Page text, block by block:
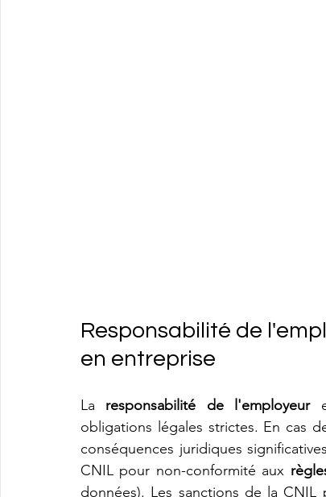
Responsabilité de
en entreprise
La responsabilité de l'employeur
obligations légales strictes. En cas
conséquences juridiques
CNIL pour non-conformité aux
données). Les sanctions de la CNIL